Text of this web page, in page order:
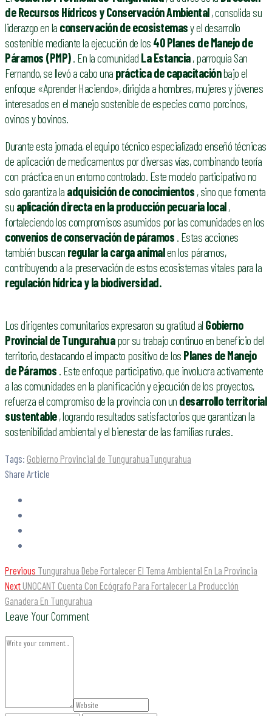
de Recursos Hídricos y Conservación Ambiental, consolida su
liderazgo en la conservación de ecosistemasy el desarrollo
sostenible mediante la ejecución de los 40 Planes de Manejo de
Páramos (PMP). En la comunidad La Estancia, parroquia San
Fernando, se llevó a cabo una práctica de capacitaciónbajo el
enfoque «Aprender Haciendo», dirigida a hombres, mujeres y jóvenes
interesados ​​en el manejo sostenible de especies como porcinos,
ovinos y bovinos.
Durante esta jornada, el equipo técnico especializado enseñó técnicas
de aplicación de medicamentos por diversas vías, combinando teoría
con práctica en un entorno controlado. Este modelo participativo no
solo garantiza la adquisición de conocimientos , sino que fomenta
su aplicación directa en la producción pecuaria local,
fortaleciendo los compromisos asumidos por las comunidades en los
convenios de conservación de páramos . Estas acciones
también buscan regular la carga animalen los páramos,
contribuyendo a la preservación de estos ecosistemas vitales para la
regulación hídrica y la biodiversidad.
Los dirigentes comunitarios expresaron su gratitud al Gobierno
Provincial de Tungurahuapor su trabajo continuo en beneficio del
territorio, destacando el impacto positivo de los Planes de Manejo
de Páramos . Este enfoque participativo, que involucra activamente
a las comunidades en la planificación y ejecución de los proyectos,
refuerza el compromiso de la provincia con un desarrollo territorial
sustentable, logrando resultados satisfactorios que garantizan la
sostenibilidad ambiental y el bienestar de las familias rurales.
Tags: Gobierno Provincial de TungurahuaTungurahua
Share Article
Previous Tungurahua Debe Fortalecer El Tema Ambiental En La Provincia
Next UNOCANT Cuenta Con Ecógrafo Para Fortalecer La Producción
Ganadera En Tungurahua
Leave Your Comment